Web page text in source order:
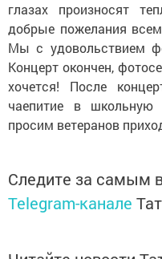
глазах произносят
добрые пожелания
Мы с удовольствием
Концерт окончен,
хочется! После
чаепитие в
просим ветеранов
Следите за самым
Telegram-канале